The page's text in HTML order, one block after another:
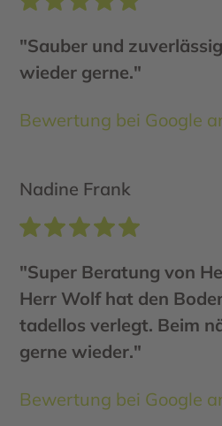
"Sauber und
wieder gerne."
Bewertung bei Google
Nadine Frank
"Super Beratung von
Herr Wolf hat den
tadellos verlegt. Beim
gerne wieder."
Bewertung bei Google